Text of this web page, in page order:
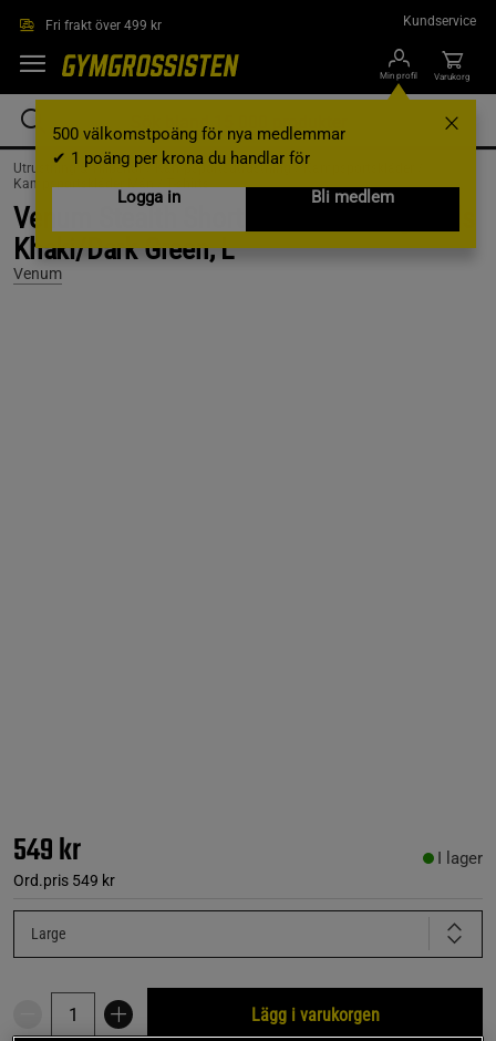
Fri frakt över 499 kr Kundservice
Min profil
500 välkomstpoäng för nya medlemmar
✔ 1 poäng per krona du handlar för
Logga in
Bli medlem
Varukorg
Utrustning & Tillbehör / Kampsportsutrustning / Kampsportskläder /
Kampsportskläder Män /T-shirts
Venum Stealth Short Sleeves Rashguards
Khaki/Dark Green, L
Venum
549 kr
Ord.pris 549 kr
I lager
Large
Lägg i varukorgen